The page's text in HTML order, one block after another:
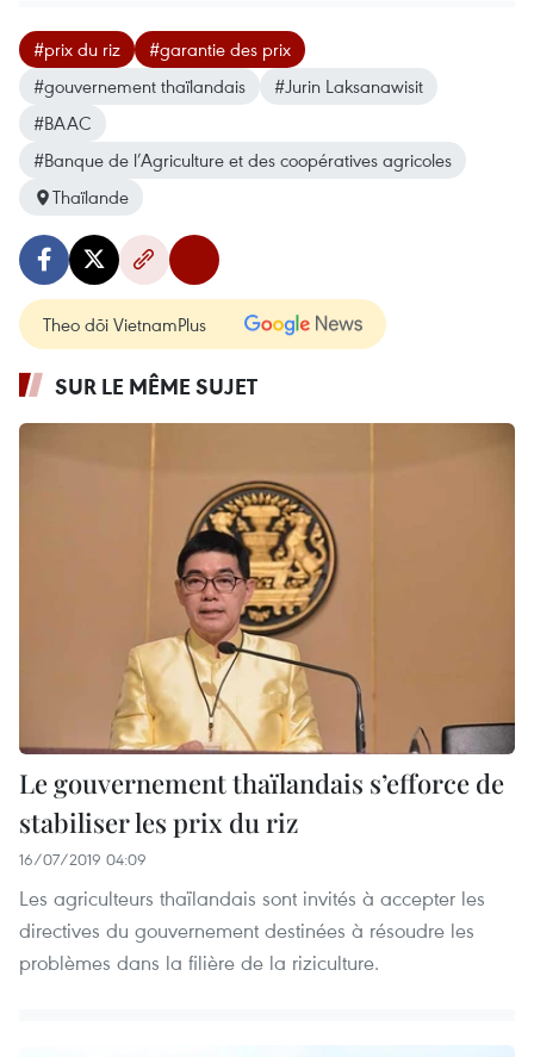
#prix du riz
#garantie des prix
#gouvernement thaïlandais
#Jurin Laksanawisit
#BAAC
#Banque de l’Agriculture et des coopératives agricoles
Thaïlande
Theo dõi VietnamPlus
SUR LE MÊME SUJET
Le gouvernement thaïlandais s’efforce de
stabiliser les prix du riz
16/07/2019 04:09
Les agriculteurs thaïlandais sont invités à accepter les
directives du gouvernement destinées à résoudre les
problèmes dans la filière de la riziculture.